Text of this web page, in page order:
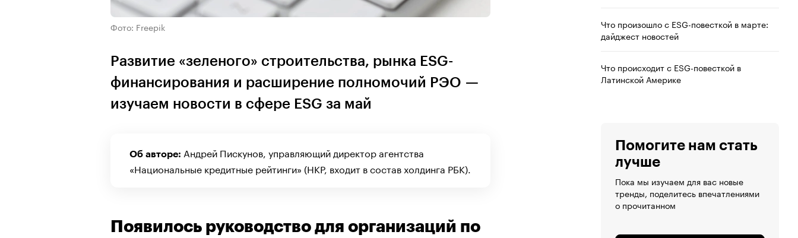
Фото: Freepik
Развитие «зеленого» строительства, рынка ESG-
финансирования и расширение полномочий РЭО —
изучаем новости в сфере ESG за май
Об авторе: Андрей Пискунов, управляющий директор агентства
«Национальные кредитные рейтинги» (НКР, входит в состав холдинга РБК).
Появилось руководство для организаций по
Что произошло с ESG-повесткой в марте:
дайджест новостей
Что происходит с ESG-повесткой в
Латинской Америке
Помогите нам стать
лучше
Пока мы изучаем для вас новые
тренды, поделитесь впечатлениями
о прочитанном